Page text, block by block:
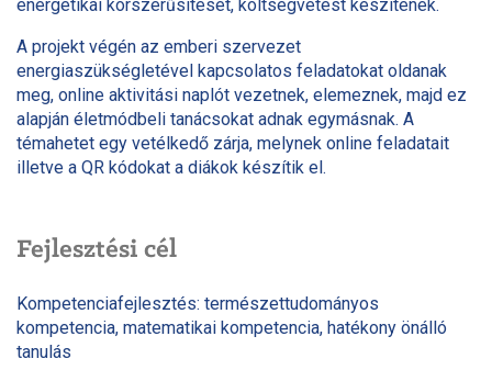
energetikai korszerűsítését, költségvetést készítenek.
A projekt végén az emberi szervezet
energiaszükségletével kapcsolatos feladatokat oldanak
meg, online aktivitási naplót vezetnek, elemeznek, majd ez
alapján életmódbeli tanácsokat adnak egymásnak. A
témahetet egy vetélkedő zárja, melynek online feladatait
illetve a QR kódokat a diákok készítik el.
Fejlesztési cél
Kompetenciafejlesztés: természettudományos
kompetencia, matematikai kompetencia, hatékony önálló
tanulás